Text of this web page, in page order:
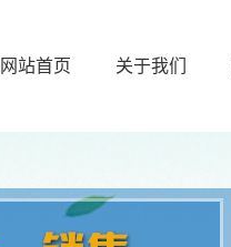
网站首页 关于我们